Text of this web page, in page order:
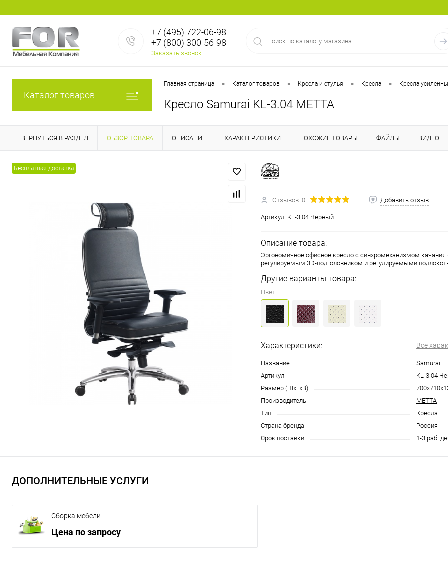
+7 (495) 722-06-98
+7 (800) 300-56-98
Заказать звонок
Каталог товаров
Главная страница • Каталог товаров • Кресла и стулья • Кресла • Кресла
Кресло Samurai KL-3.04 МЕТТА
ВЕРНУТЬСЯ В РАЗДЕЛ ОБЗОР ТОВАРА ОПИСАНИЕ ХАРАКТЕРИСТИКИ ПОХОЖИЕ ТОВАРЫ ФАЙЛЫ ВИДЕО
Бесплатная доставка
Отзывов: 0 Добавить отзыв
Артикул: KL-3.04 Черный
Описание товара:
Эргономичное офисное кресло с синхромеханизмом качания
регулируемым 3D-подголовником и регулируемыми
Другие варианты товара:
Цвет:
Характеристики: Все
Название
Samurai
Артикул
KL-3.04
Размер (ШхГхВ)
Производитель
МЕТТА
Тип
Кресла
Страна бренда
Россия
Срок поставки
1-3 раб.
ДОПОЛНИТЕЛЬНЫЕ УСЛУГИ
Сборка мебели
Цена по запросу